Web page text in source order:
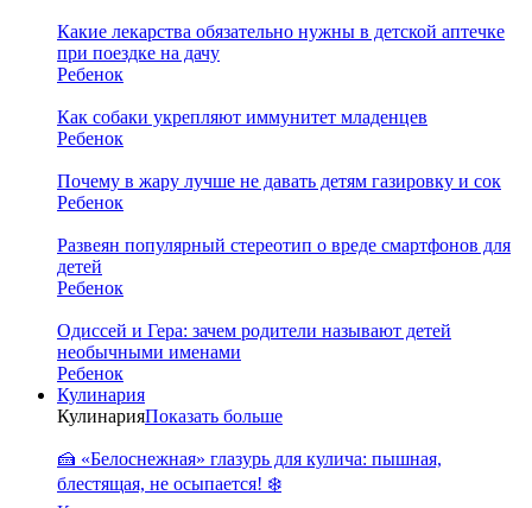
Какие лекарства обязательно нужны в детской аптечке
при поездке на дачу
Ребенок
Как собаки укрепляют иммунитет младенцев
Ребенок
Почему в жару лучше не давать детям газировку и сок
Ребенок
Развеян популярный стереотип о вреде смартфонов для
детей
Ребенок
Одиссей и Гера: зачем родители называют детей
необычными именами
Ребенок
Кулинария
КулинарияПоказать больше
🍰 «Белоснежная» глазурь для кулича: пышная,
блестящая, не осыпается! ❄️